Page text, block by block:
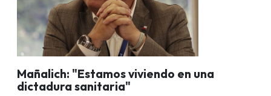
Mañalich: "Estamos viviendo en una
dictadura sanitaria"